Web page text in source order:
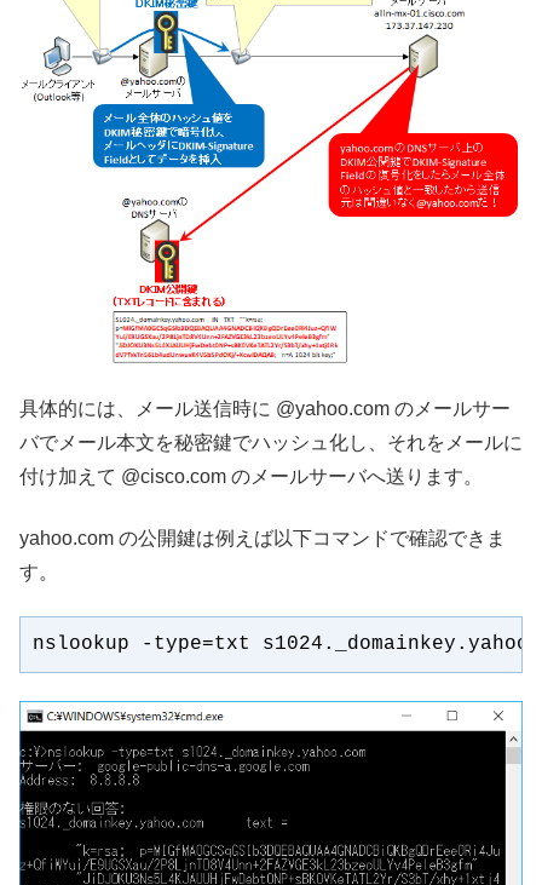
具体的には、メール送信時に @yahoo.com のメールサー
バでメール本文を秘密鍵でハッシュ化し、それをメールに
付け加えて @cisco.com のメールサーバへ送ります。
yahoo.com の公開鍵は例えば以下コマンドで確認できま
す。
nslookup -type=txt